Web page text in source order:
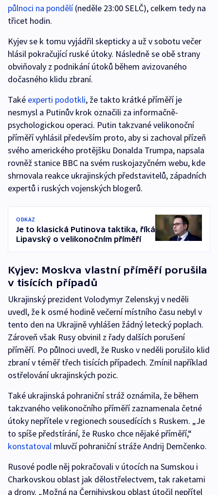
půlnoci na pondělí(neděle 23:00 SELČ), celkem tedy na
třicet hodin.
Kyjev se k tomu vyjádřil skepticky a už v sobotu večer
hlásil pokračující ruské útoky. Následně se obě strany
obviňovaly z podnikání útoků během avizovaného
dočasného klidu zbraní.
Také experti podotkli, že takto krátké příměří je
nesmysl a Putinův krok označili za informačně-
psychologickou operaci. Putin takzvané velikonoční
příměří vyhlásil především proto, aby si zachoval přízeň
svého amerického protějšku Donalda Trumpa, napsala
rovněž stanice BBC na svém ruskojazyčném webu, kde
shrnovala reakce ukrajinských představitelů, západních
expertů i ruských vojenských blogerů.
ODKAZ
Je to klasická Putinova taktika, říká
Lipavský o velikonočním příměří
Kyjev: Moskva vlastní příměří porušila
v tisících případů
Ukrajinský prezident Volodymyr Zelenskyj v neděli
uvedl, že k osmé hodině večerní místního času nebyl v
tento den na Ukrajině vyhlášen žádný letecký poplach.
Zároveň však Rusy obvinil z řady dalších porušení
příměří. Po půlnoci uvedl, že Rusko v neděli porušilo klid
zbraní v téměř třech tisících případech. Zmínil například
ostřelování ukrajinských pozic.
Také ukrajinská pohraniční stráž oznámila, že během
takzvaného velikonočního příměří zaznamenala četné
útoky nepřítele v regionech sousedících s Ruskem. „Je
to spíše předstírání, že Rusko chce nějaké příměří,“
konstatoval mluvčí pohraniční stráže Andrij Demčenko.
Rusové podle něj pokračovali v útocích na Sumskou i
Charkovskou oblast jak dělostřelectvem, tak raketami
a drony. „Možná na Černihivskou oblast útočil nepřítel